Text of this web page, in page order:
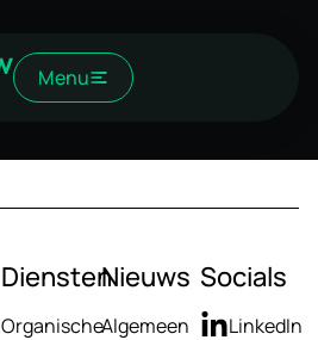
Menu
Diensten
Organische
Nieuws
Algemeen
Socials
LinkedIn